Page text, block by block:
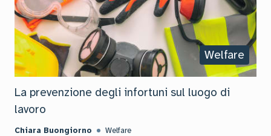
Welfare
La prevenzione degli infortuni sul luogo di
lavoro
Chiara Buongiorno Welfare